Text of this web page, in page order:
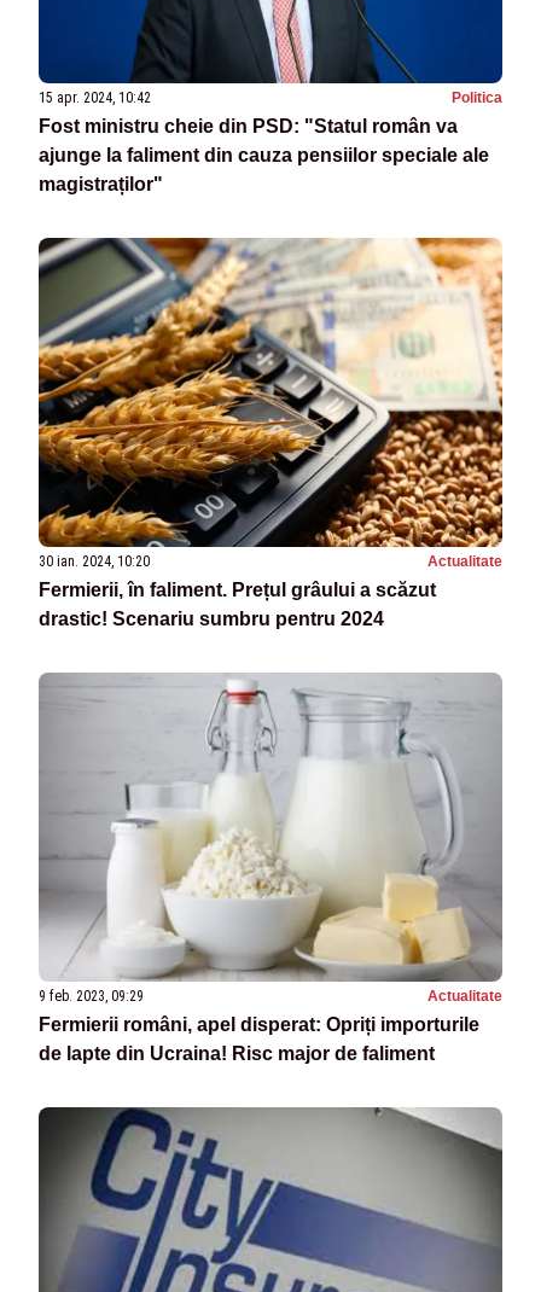
15 apr. 2024, 10:42 Politica
Fost ministru cheie din PSD: "Statul român va
ajunge la faliment din cauza pensiilor speciale ale
magistraților"
30 ian. 2024, 10:20 Actualitate
Fermierii, în faliment. Prețul grâului a scăzut
drastic! Scenariu sumbru pentru 2024
9 feb. 2023, 09:29 Actualitate
Fermierii români, apel disperat: Opriți importurile
de lapte din Ucraina! Risc major de faliment